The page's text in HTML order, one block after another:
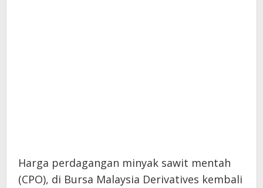
Harga perdagangan minyak sawit mentah
(CPO), di Bursa Malaysia Derivatives kembali